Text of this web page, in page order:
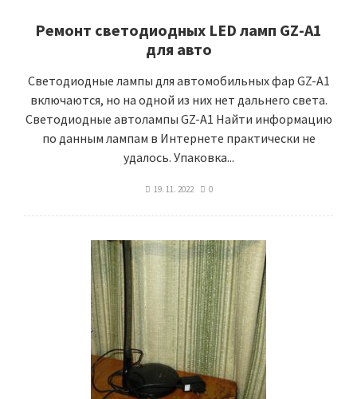
Ремонт светодиодных LED ламп GZ-A1
для авто
Светодиодные лампы для автомобильных фар GZ-A1
включаются, но на одной из них нет дальнего света.
Светодиодные автолампы GZ-A1 Найти информацию
по данным лампам в Интернете практически не
удалось. Упаковка...
19. 11. 2022 0